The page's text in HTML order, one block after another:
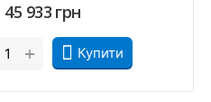
оскільки робочий
45 933 грн
Купити
+